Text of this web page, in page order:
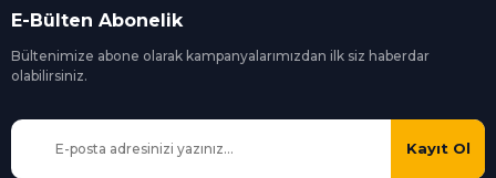
E-Bülten Abonelik
Bültenimize abone olarak kampanyalarımızdan ilk siz haberdar
olabilirsiniz.
Kayıt Ol